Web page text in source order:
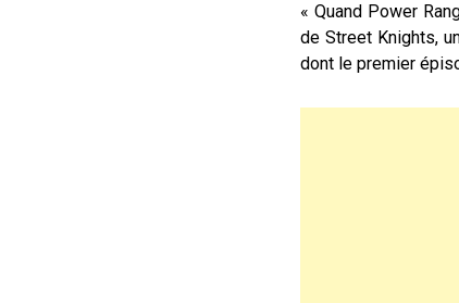
« Quand Power
de Street Knights,
dont le premier